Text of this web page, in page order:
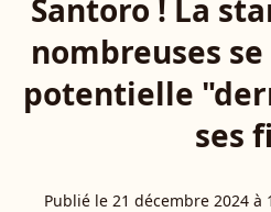
Santoro ! La
nombreuses
potentielle
ses
Publié le 21 décembre 2024 à